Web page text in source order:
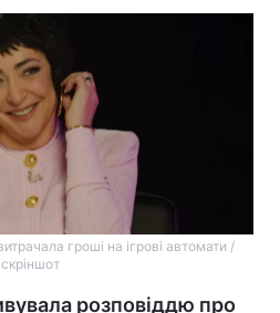
гроші на ігрові автомати /
скріншот
розповіддю про